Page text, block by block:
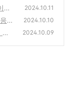
상
2024.10.11
법
2024.10.10
2024.10.09